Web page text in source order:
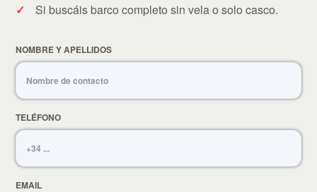
Si buscáis barco completo sin vela o solo casco.
NOMBRE Y APELLIDOS
TELÉFONO
EMAIL